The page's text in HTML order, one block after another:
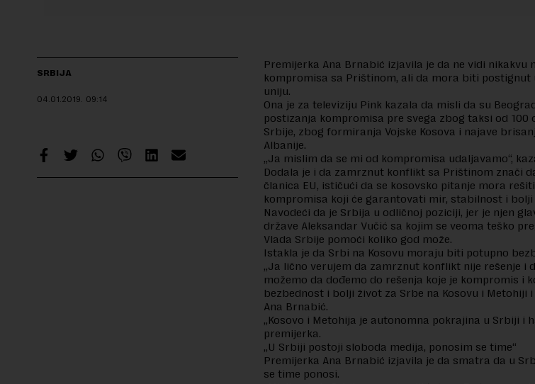
SRBIJA
04.01.2019. 09:14
Premijerka Ana Brnabić izjavila je da ne vidi nikakvu
kompromisa sa Prištinom, ali da mora biti postignut
uniju.
Ona je za televiziju Pink kazala da misli da su
postizanja kompromisa pre svega zbog taksi od 100
Srbije, zbog formiranja Vojske Kosova i najave
Albanije.
„Ja mislim da se mi od kompromisa udaljavamo“,
Dodala je i da zamrznut konflikt sa Prištinom znači
članica EU, ističući da se kosovsko pitanje mora
kompromisa koji će garantovati mir, stabilnost i bolji
Navodeći da je Srbija u odličnoj poziciji, jer je njen
države Aleksandar Vučić sa kojim se veoma teško
Vlada Srbije pomoći koliko god može.
Istakla je da Srbi na Kosovu moraju biti potupno
„Ja lično verujem da zamrznut konflikt nije rešenje i
možemo da dođemo do rešenja koje je kompromis i
bezbednost i bolji život za Srbe na Kosovu i Metohiji
Ana Brnabić.
„Kosovo i Metohija je autonomna pokrajina u Srbiji i
premijerka.
„U Srbiji postoji sloboda medija, ponosim se time“
Premijerka Ana Brnabić izjavila je da smatra da u
se time ponosi.